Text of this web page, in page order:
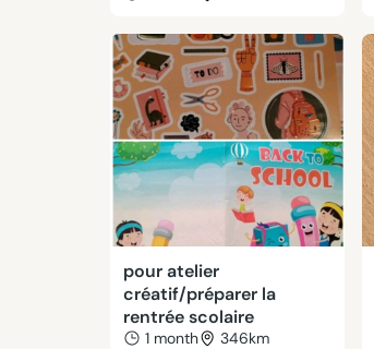
pour atelier
créatif/préparer la
rentrée scolaire
1 month 346km